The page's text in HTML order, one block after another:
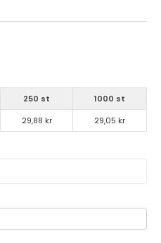
250 st
1000 st
29,88 kr 29,05 kr